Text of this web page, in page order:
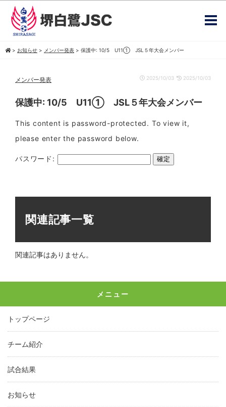
> お知らせ > メンバー発表 > 保護中: 10/5 U11① JSL５年大会メンバー
メンバー発表 2025/10/03 2025/10/03
保護中: 10/5 U11① JSL５年大会メンバー
This content is password-protected. To view it,
please enter the password below.
パスワード:
関連記事一覧
関連記事はありません。
メニュー
トップページ
チーム紹介
試合結果
お知らせ